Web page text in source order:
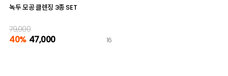
녹두 모공 클렌징 3종 SET
79,000
40% 47,000 16